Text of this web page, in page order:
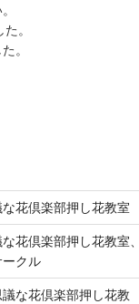
。
。
花倶楽部押し花教室
花倶楽部押し花教室、
クル
な花倶楽部押し花教